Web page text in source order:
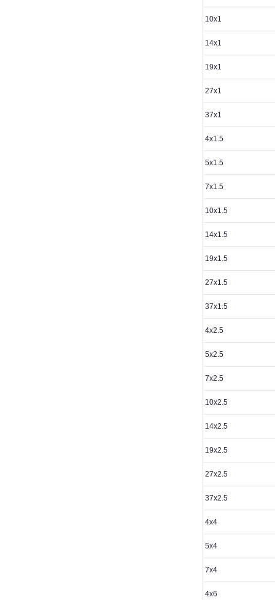
10х1
14х1
19х1
27х1
37х1
4х1.5
5х1.5
7х1.5
10х1.5
14х1.5
19х1.5
27х1.5
37х1.5
4х2.5
5х2.5
7х2.5
10х2.5
14х2.5
19х2.5
27х2.5
37х2.5
4х4
5х4
7х4
4х6